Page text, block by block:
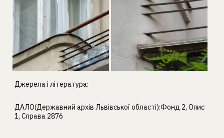
Джерела і література:
ДАЛО(Державний архів Львівської області):Фонд 2, Опис
1, Справа 2876